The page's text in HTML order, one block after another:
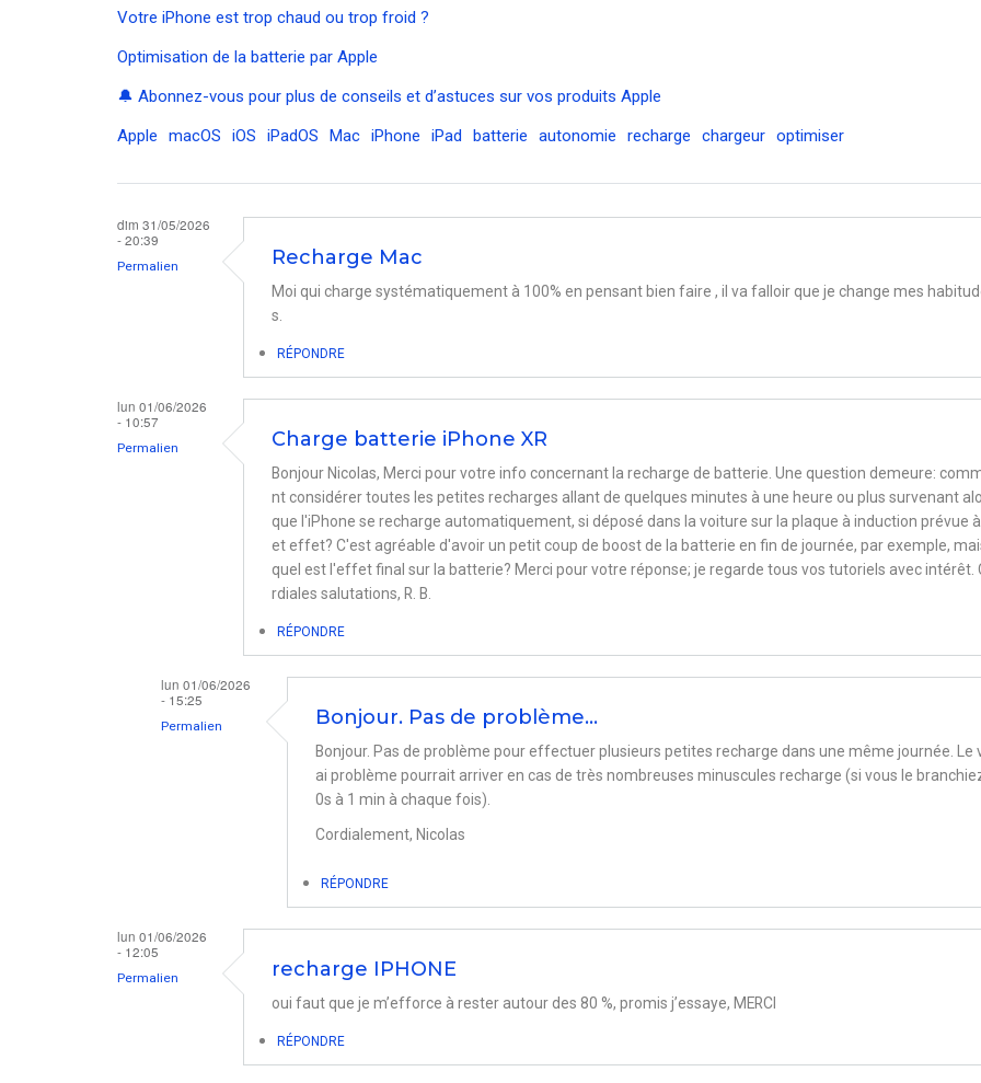
Votre iPhone est trop chaud ou trop froid ?
Optimisation de la batterie par Apple
🔔 Abonnez-vous pour plus de conseils et d’astuces sur vos produits Apple
Apple
macOS iOS iPadOS Mac iPhone iPad batterie autonomie recharge chargeur optimiser
dim 31/05/2026
- 20:39
Permalien Recharge Mac
Moi qui charge systématiquement à 100% en pensant bien faire , il va falloir que je change mes
s.
RÉPONDRE
lun 01/06/2026
- 10:57
Permalien Charge batterie iPhone XR
Bonjour Nicolas, Merci pour votre info concernant la recharge de batterie. Une question demeure:
nt considérer toutes les petites recharges allant de quelques minutes à une heure ou plus survenant
que l'iPhone se recharge automatiquement, si déposé dans la voiture sur la plaque à induction prévue
et effet? C'est agréable d'avoir un petit coup de boost de la batterie en fin de journée, par exemple,
quel est l'effet final sur la batterie? Merci pour votre réponse; je regarde tous vos tutoriels avec intérêt.
rdiales salutations, R. B.
RÉPONDRE
lun 01/06/2026
- 15:25
Permalien
XR
par
Bonjour. Pas de problème…
Bonjour. Pas de problème pour effectuer plusieurs petites recharge dans une même journée. Le
ai problème pourrait arriver en cas de très nombreuses minuscules recharge (si vous le
0s à 1 min à chaque fois).
Cordialement, Nicolas
RÉPONDRE
lun 01/06/2026
- 12:05
Permalien recharge IPHONE
oui faut que je m’efforce à rester autour des 80 %, promis j’essaye, MERCI
RÉPONDRE